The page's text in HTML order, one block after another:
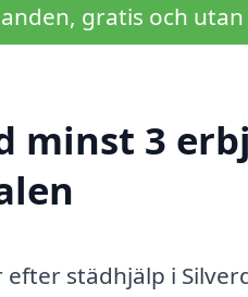
gratis och
minst 3
efter städhjälp i